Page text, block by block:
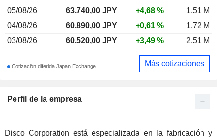
Perfil de la empresa
Disco Corporation está especializada en la fabricación y
05/08/26
63.740,00 JPY +4,68 %
1,51 M
04/08/26
60.890,00 JPY +0,61 %
1,72 M
03/08/26
60.520,00 JPY +3,49 % 2,51 M
Cotización diferida Japan Exchange Más cotizaciones